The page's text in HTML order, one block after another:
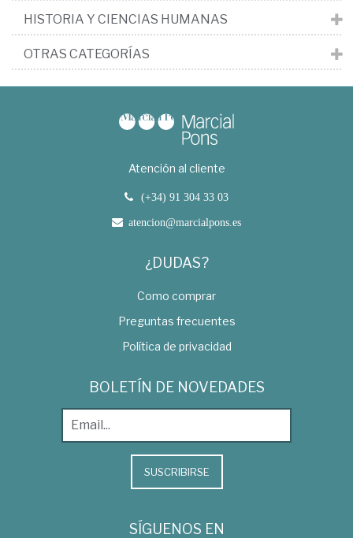
HISTORIA Y CIENCIAS HUMANAS
OTRAS CATEGORÍAS
Atención al cliente
(+34) 91 304 33 03
atencion@marcialpons.es
¿DUDAS?
Como comprar
Preguntas frecuentes
Política de privacidad
BOLETÍN DE NOVEDADES
SUSCRIBIRSE
SÍGUENOS EN